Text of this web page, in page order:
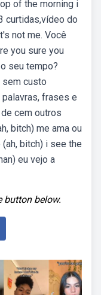
of the morning i
curtidas,vídeo do
not me. Você
you sure you
seu tempo?
custo
frases e
cem outros
bitch) me ama ou
bitch) i see the
eu vejo a
button below.